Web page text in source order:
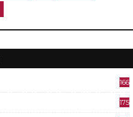
166
175